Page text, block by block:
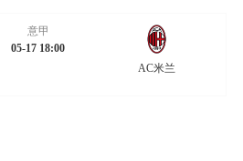
意甲
05-17 18:00
AC米兰